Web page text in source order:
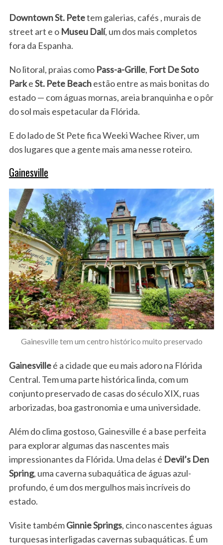
Downtown St. Petetem galerias, cafés , murais de
street art e o Museu Dalí, um dos mais completos
fora da Espanha.
No litoral, praias como Pass-a-Grille, Fort De Soto
ParkeSt. Pete Beachestão entre as mais bonitas do
estado — com águas mornas, areia branquinha e o pôr
do sol mais espetacular da Flórida.
E do lado de St Pete fica Weeki Wachee River, um
dos lugares que a gente mais ama nesse roteiro.
Gainesville
Gainesville tem um centro histórico muito preservado
Gainesvilleé a cidade que eu mais adoro na Flórida
Central. Tem uma parte histórica linda, com um
conjunto preservado de casas do século XIX, ruas
arborizadas, boa gastronomia e uma universidade.
Além do clima gostoso, Gainesville é a base perfeita
para explorar algumas das nascentes mais
impressionantes da Flórida. Uma delas é Devil’s Den
Spring, uma caverna subaquática de águas azul-
profundo, é um dos mergulhos mais incríveis do
estado.
Visite tambémGinnie Springs, cinco nascentes águas
turquesas interligadas cavernas subaquáticas. É um